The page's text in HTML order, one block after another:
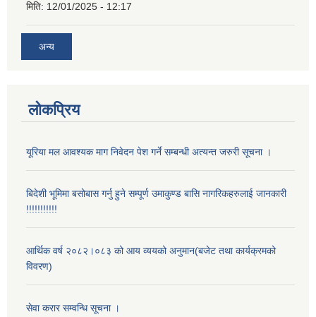
मिति: 12/01/2025 - 12:17
अन्य
लोकप्रिय
यूरिया मल आवश्यक माग निवेदन पेश गर्ने सम्बन्धी अत्यन्त जरुरी सूचना ।
बिदेशी भूमिमा बसोबास गर्नु हुने सम्पूर्ण उमाकुण्ड बासि नागरिकहरुलाई जानकारी
!!!!!!!!!!!
आर्थिक वर्ष २०८२।०८३ को आय व्ययको अनुमान(बजेट तथा कार्यक्रमको
विवरण)
सेवा करार सम्वन्धि सूचना ।